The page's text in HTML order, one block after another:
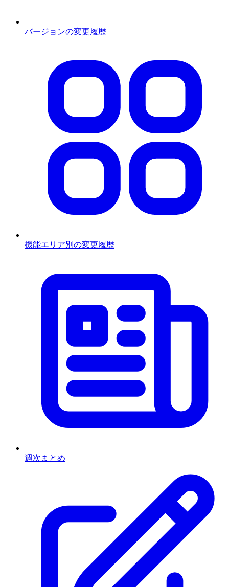
バージョンの変更履歴
機能エリア別の変更履歴
週次まとめ